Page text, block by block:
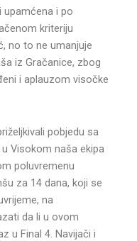
i po
kriteriju
no to ne umanjuje
iz Gračanice, zbog
i aplauzom visočke
pobjedu sa
Visokom naša ekipa
poluvremenu
za 14 dana, koji se
na
da li u ovom
u Final 4. Navijači i